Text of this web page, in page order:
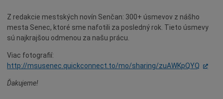
Dotácie
Údržba
Oznamy
Mestský úrad
Z redakcie mestských novín Senčan: 300+ úsmevov z nášho
mesta Senec, ktoré sme nafotili za posledný rok. Tieto úsmevy
sú najkrajšou odmenou za našu prácu.
Viac fotografií:
http://msusenec.quickconnect.to/mo/sharing/zuAWKpQYQ
Ďakujeme!